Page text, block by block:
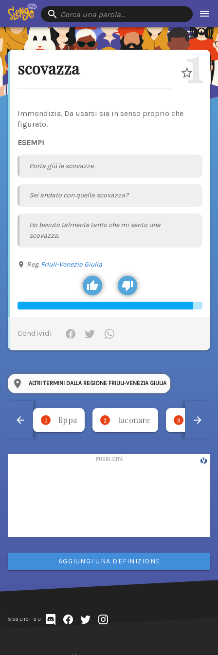
Cerca una parola…
scovazza 1
Immondizia. Da usarsi sia in senso proprio che
figurato.
ESEMPI
Porta giù le scovazze.
Sei andato con quella scovazza?
Ho bevuto talmente tanto che mi sento una
scovazza.
Reg. Friuli-Venezia Giulia
Condividi
ALTRI TERMINI DALLA REGIONE FRIULI-VENEZIA GIULIA
1 lippa 2 taconare 3 necca
AGGIUNGI UNA DEFINIZIONE
SEGUICI SU